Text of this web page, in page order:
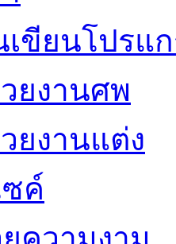
เขียนโปรแ
ยงานศพ
ยงานแต่ง
ค์